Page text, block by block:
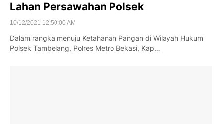
Lahan Persawahan Polsek
10/12/2021 12:50:00 AM
Dalam rangka menuju Ketahanan Pangan di Wilayah Hukum
Polsek Tambelang, Polres Metro Bekasi, Kap…